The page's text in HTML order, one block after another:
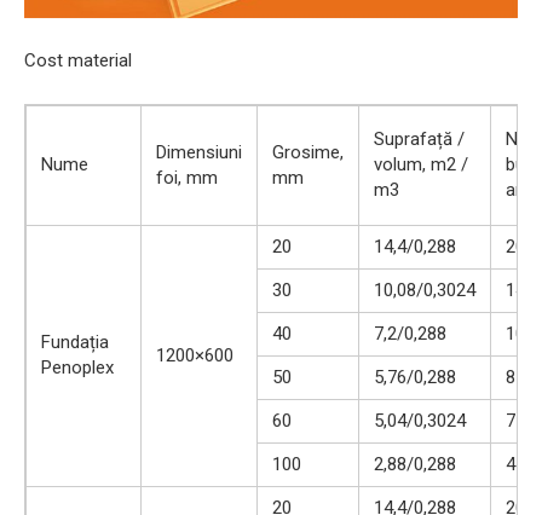
Cost material
Nume
Dimensiuni
foi, mm
Grosime,
mm
Suprafață /
volum, m2 /
m3
buc.
Fundația
Penoplex
1200×600
20 14,4/0,288
20
30
10,08/0,3024
14
40
7,2/0,288
10
50
5,76/0,288
8
60
5,04/0,3024
7
100
2,88/0,288
4
20
14,4/0,288 20